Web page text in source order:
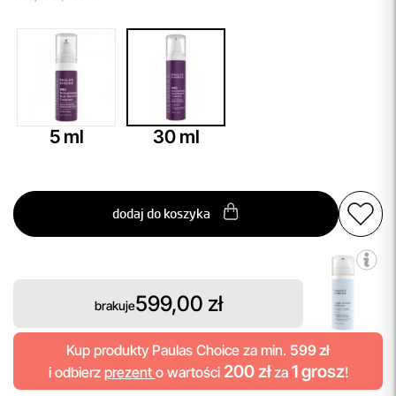
5 ml 30 ml
dodaj do koszyka
brakuje599,00 zł
Kup produkty Paulas Choice za min. 599 zł
i odbierz prezent o wartości 200 złza 1 grosz!